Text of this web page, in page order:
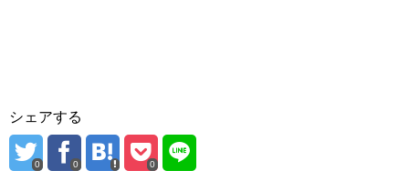
シェアする
0 0 0